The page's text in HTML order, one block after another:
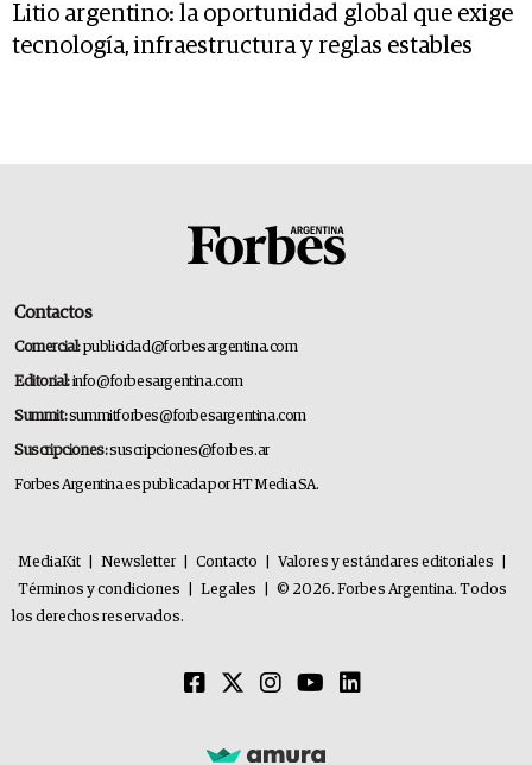
Litio argentino: la oportunidad global que exige
tecnología, infraestructura y reglas estables
Contactos
Comercial:publicidad@forbesargentina.com
Editorial:info@forbesargentina.com
Summit:summitforbes@forbesargentina.com
Suscripciones:suscripciones@forbes.ar
Forbes Argentina es publicada por HT Media SA.
MediaKit Newsletter Contacto Valores y estándares editoriales
Términos y condiciones
Legales
© 2026. Forbes Argentina. Todos
los derechos reservados.